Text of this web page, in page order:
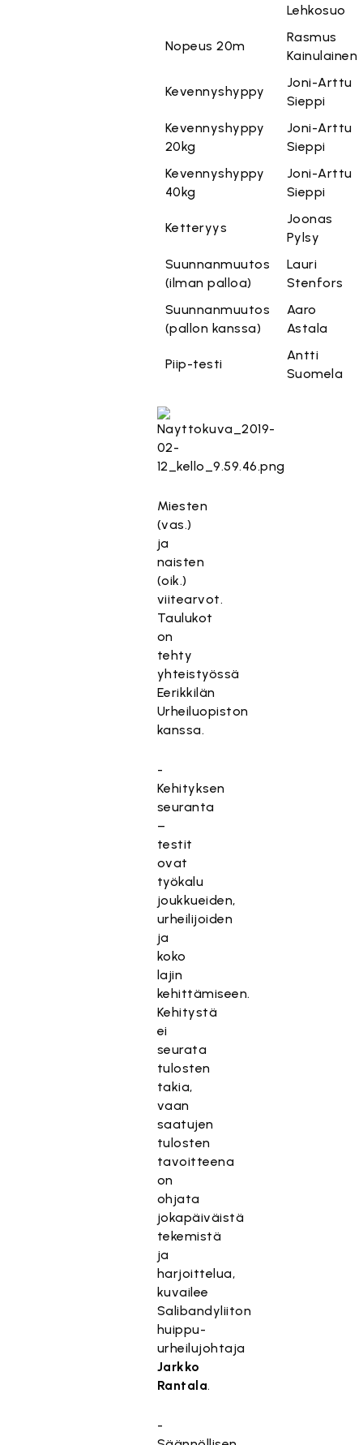
Lehkosuo
Nopeus 20m
Rasmus
Kainulainen
Kevennyshyppy
Joni-Arttu
Sieppi
Kevennyshyppy
20kg
Joni-Arttu
Sieppi
Kevennyshyppy
40kg
Joni-Arttu
Sieppi
Ketteryys
Joonas
Pylsy
Suunnanmuutos
(ilman palloa)
Lauri
Stenfors
Suunnanmuutos
(pallon kanssa)
Aaro
Astala
Piip-testi
Antti
Suomela
Miesten
(vas.)
ja
naisten
(oik.)
viitearvot.
Taulukot
on
tehty
yhteistyössä
Eerikkilän
Urheiluopiston
kanssa.
-
Kehityksen
seuranta
–
testit
ovat
työkalu
joukkueiden,
urheilijoiden
ja
koko
lajin
kehittämiseen.
Kehitystä
ei
seurata
tulosten
takia,
vaan
saatujen
tulosten
tavoitteena
on
ohjata
jokapäiväistä
tekemistä
ja
harjoittelua,
kuvailee
Salibandyliiton
huippu-
urheilujohtaja
Jarkko
Rantala.
-